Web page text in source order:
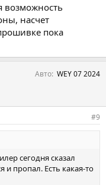
возможность
насчет
пока
Авто WEY 07 2024
#9
сегодня сказал
и пропал. Есть какая-то